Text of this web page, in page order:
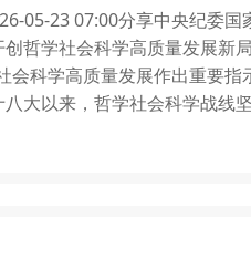
05-23 07:00分享中央纪
哲学社会科学高质量发展新
会科学高质量发展作出重要
以来，哲学社会科学战线